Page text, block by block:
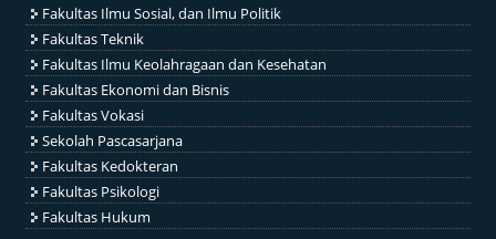
Fakultas Ilmu Sosial, dan Ilmu Politik
Fakultas Teknik
Fakultas Ilmu Keolahragaan dan Kesehatan
Fakultas Ekonomi dan Bisnis
Fakultas Vokasi
Sekolah Pascasarjana
Fakultas Kedokteran
Fakultas Psikologi
Fakultas Hukum